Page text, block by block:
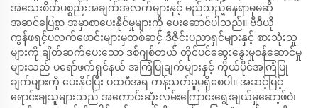
အသေးစိတ်ပစ္စည်းအချက်အလက်များနှင့် မည်သည့်နေရာမှမဆို
အဆင်ပြေစွာ အမှာစာပေးနိုင်မှုများကို ပေးဆောင်ပါသည်။ ဗီဒီယို
ကွန်ဖရင့်ပလက်ဖောင်းများမှတစ်ဆင့် ဒီဇိုင်းပညာရှင်များနှင့် စားသုံးသူ
များကို ချိတ်ဆက်ပေးသော ဒစ်ဂျစ်တယ် တိုင်ပင်ဆွေးနွေးမှုဝန်ဆောင်မှု
များသည် ပရော်ဖက်ရှင်နယ် အကြံပြုချက်များနှင့် ကိုယ်ပိုင်အကြံပြု
ချက်များကို ပေးနိုင်ပြီး ပထဝီအရ ကန့်သတ်မှုမရှိစေပါ။ အဆင့်မြင့်
ရောင်းချသူများသည် အကောင်းဆုံးလမ်းကြောင်းရွေးချယ်မှုဆော့ဖ်ဝဲ၊